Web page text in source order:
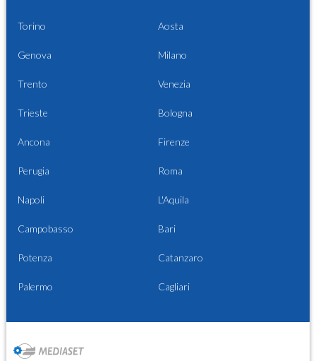
Torino Aosta
Genova Milano
Trento Venezia
Trieste Bologna
Ancona Firenze
Perugia Roma
Napoli L'Aquila
Campobasso Bari
Potenza Catanzaro
Palermo Cagliari